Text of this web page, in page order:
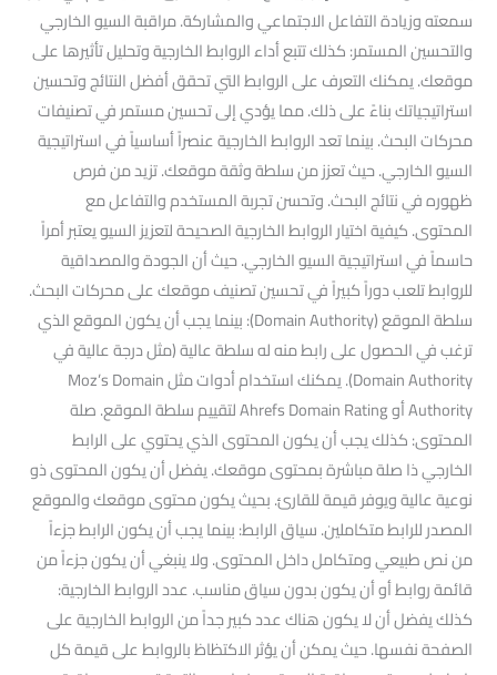
سمعته وزيادة التفاعل الاجتماعي والمشاركة. مراقبة السيو الخارجي
والتحسين المستمر: كذلك تتبع أداء الروابط الخارجية وتحليل تأثيرها على
موقعك. يمكنك التعرف على الروابط التي تحقق أفضل النتائج وتحسين
استراتيجياتك بناءً على ذلك. مما يؤدي إلى تحسين مستمر في تصنيفات
محركات البحث. بينما تعد الروابط الخارجية عنصراً أساسياً في استراتيجية
السيو الخارجي. حيث تعزز من سلطة وثقة موقعك. تزيد من فرص
ظهوره في نتائج البحث. وتحسن تجربة المستخدم والتفاعل مع
المحتوى. كيفية اختيار الروابط الخارجية الصحيحة لتعزيز السيو يعتبر أمراً
حاسماً في استراتيجية السيو الخارجي. حيث أن الجودة والمصداقية
للروابط تلعب دوراً كبيراً في تحسين تصنيف موقعك على محركات البحث.
سلطة الموقع (Domain Authority): بينما يجب أن يكون الموقع الذي
ترغب في الحصول على رابط منه له سلطة عالية (مثل درجة عالية في
Domain Authority). يمكنك استخدام أدوات مثل Moz’s Domain
Authority أو Ahrefs Domain Rating لتقييم سلطة الموقع. صلة
المحتوى: كذلك يجب أن يكون المحتوى الذي يحتوي على الرابط
الخارجي ذا صلة مباشرة بمحتوى موقعك. يفضل أن يكون المحتوى ذو
نوعية عالية ويوفر قيمة للقارئ. بحيث يكون محتوى موقعك والموقع
المصدر للرابط متكاملين. سياق الرابط: بينما يجب أن يكون الرابط جزءاً
من نص طبيعي ومتكامل داخل المحتوى. ولا ينبغي أن يكون جزءاً من
قائمة روابط أو أن يكون بدون سياق مناسب. عدد الروابط الخارجية:
كذلك يفضل أن لا يكون هناك عدد كبير جداً من الروابط الخارجية على
الصفحة نفسها. حيث يمكن أن يؤثر الاكتظاظ بالروابط على قيمة كل